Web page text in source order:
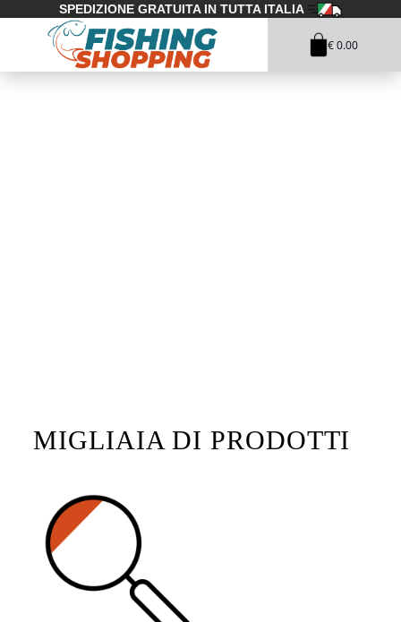
SPEDIZIONE GRATUITA IN TUTTA ITALIA
1
€ 0.00
MIGLIAIA DI PRODOTTI